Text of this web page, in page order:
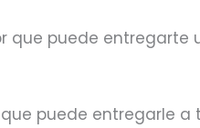
que puede entregarte
puede entregarle a